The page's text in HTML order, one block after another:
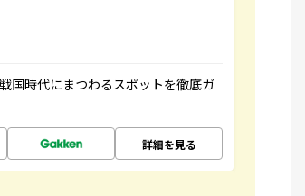
国時代にまつわるスポットを徹底ガ
詳細を見る